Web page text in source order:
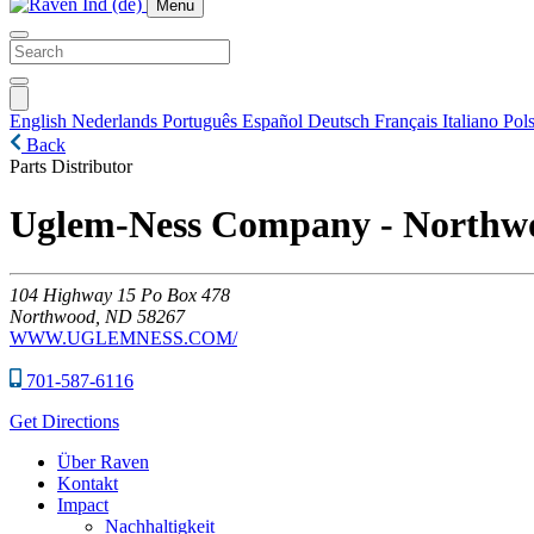
Menu
English Nederlands Português Español Deutsch Français Italiano
Back
Parts Distributor
Uglem-Ness Company -
104 Highway 15 Po Box 478
Northwood, ND 58267
WWW.UGLEMNESS.COM/
701-587-6116
Get Directions
Über Raven
Kontakt
Impact
Nachhaltigkeit